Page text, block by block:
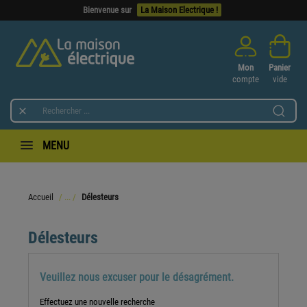
Bienvenue sur La Maison Electrique !

Mon
compte
Panier
vide
MENU
Accueil Délesteurs
Délesteurs
Veuillez nous excuser pour le désagrément.
Effectuez une nouvelle recherche